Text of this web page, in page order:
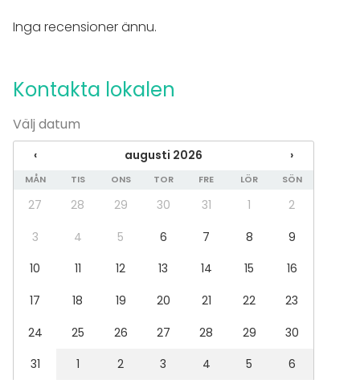
Utomhusområde
Övernattningsmöjlighet
Parkering
Bastu
Utrustning
Scen
Bubbelpool / Jacuzzi
Möbler
Servis
Handdukar
Inga recensioner ännu.
Kontakta lokalen
Välj datum
‹ augusti 2026 ›
MÅN TIS ONS TOR FRE LÖR SÖN
27 28 29 30 31 1
2
3
4 5 6 7 8
9
10
11 12 13 14 15
16
17
18 19 20 21 22
23
24
25 26 27 28 29
30
31
1 2 3 4 5 6